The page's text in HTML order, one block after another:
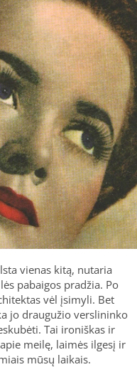
vienas kitą, nutaria
pabaigos pradžia. Po
vėl įsimyli. Bet
jo draugužio verslininko
Tai ironiškas ir
meilę, laimės ilgesį ir
mūsų laikais.